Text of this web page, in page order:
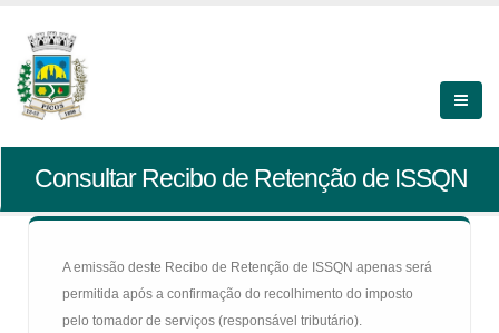
Consultar Recibo de Retenção de ISSQN
A emissão deste Recibo de Retenção de ISSQN apenas será
permitida após a confirmação do recolhimento do imposto
pelo tomador de serviços (responsável tributário).